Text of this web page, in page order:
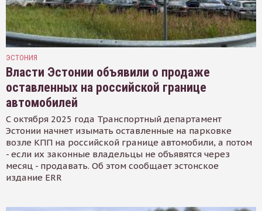
ЭСТОНИЯ
Власти Эстонии объявили о продаже
оставленных на российской границе
автомобилей
С октября 2025 года Транспортный департамент
Эстонии начнет изымать оставленные на парковке
возле КПП на российской границе автомобили, а потом
- если их законные владельцы не объявятся через
месяц - продавать. Об этом сообщает эстонское
издание ERR